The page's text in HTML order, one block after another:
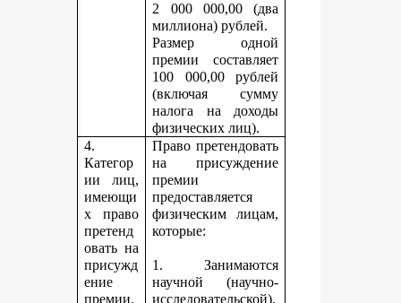
2 000 000,00 (два
миллиона) рублей.
Размер одной
премии составляет
100 000,00 рублей
(включая сумму
налога на доходы
физических лиц).
4.
Категор
ии лиц,
имеющи
х право
претенд
овать на
присужд
ение
премии,
Право претендовать
на присуждение
премии
предоставляется
физическим лицам,
которые:
1. Занимаются
научной (научно-
исследовательской),